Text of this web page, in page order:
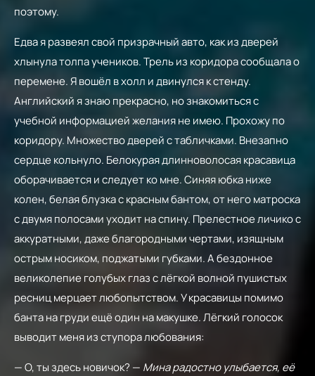
поэтому.
Едва я развеял свой призрачный авто, как из дверей
хлынула толпа учеников. Трель из коридора сообщала о
перемене. Я вошёл в холл и двинулся к стенду.
Английский я знаю прекрасно, но знакомиться с
учебной информацией желания не имею. Прохожу по
коридору. Множество дверей с табличками. Внезапно
сердце кольнуло. Белокурая длинноволосая красавица
оборачивается и следует ко мне. Синяя юбка ниже
колен, белая блузка с красным бантом, от него матроска
с двумя полосами уходит на спину. Прелестное личико с
аккуратными, даже благородными чертами, изящным
острым носиком, поджатыми губками. А бездонное
великолепие голубых глаз с лёгкой волной пушистых
ресниц мерцает любопытством. У красавицы помимо
банта на груди ещё один на макушке. Лёгкий голосок
выводит меня из ступора любования:
— О, ты здесь новичок? — Мина радостно улыбается, её